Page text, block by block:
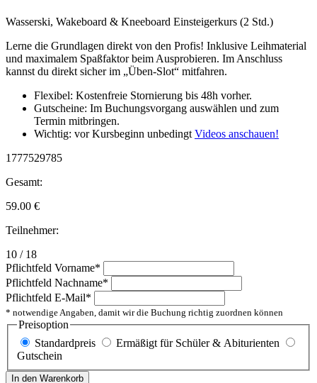
Wasserski, Wakeboard & Kneeboard Einsteigerkurs (2 Std.)
Lerne die Grundlagen direkt von den Profis! Inklusive Leihmaterial
und maximalem Spaßfaktor beim Ausprobieren. Im Anschluss
kannst du direkt sicher im „Üben-Slot“ mitfahren.
Flexibel: Kostenfreie Stornierung bis 48h vorher.
Gutscheine: Im Buchungsvorgang auswählen und zum
Termin mitbringen.
Wichtig: vor Kursbeginn unbedingt Videos anschauen!
1777529785
Gesamt:
59.00 €
Teilnehmer:
10 / 18
Pflichtfeld Vorname*
Pflichtfeld Nachname*
Pflichtfeld E-Mail*
* notwendige Angaben, damit wir die Buchung richtig zuordnen können
Preisoption
Standardpreis
Ermäßigt für Schüler & Abiturienten
Gutschein